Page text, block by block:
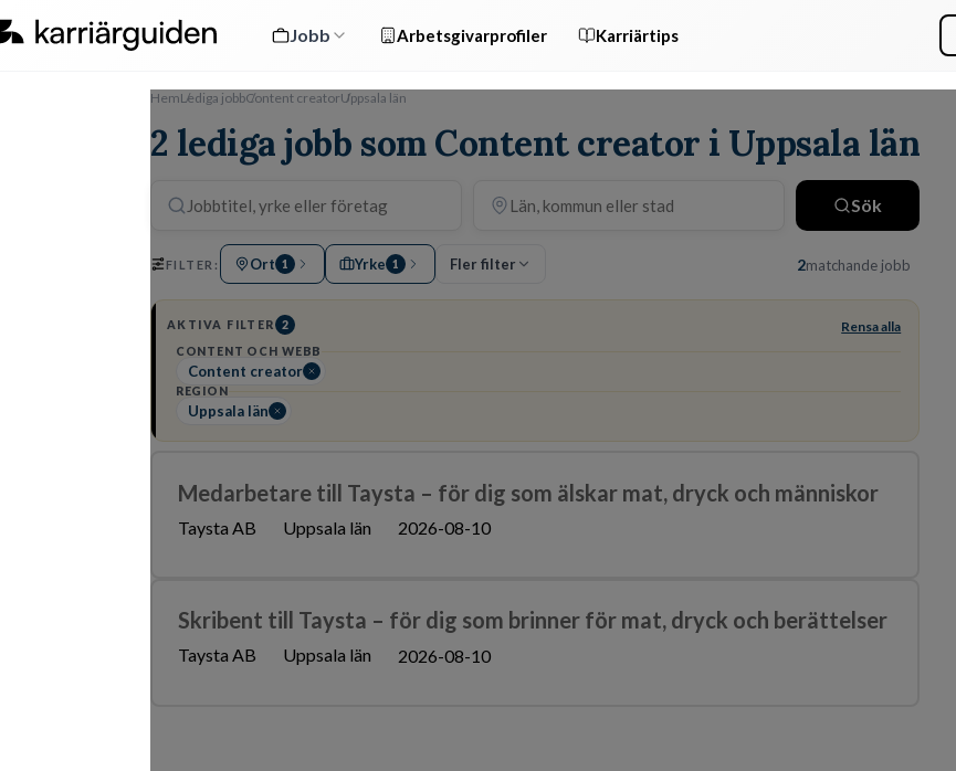
Jobb Arbetsgivarprofiler Karriärtips
HemLediga jobbContent creatorUppsala län
2 lediga jobb som Content creator i Uppsala län
Sök
FILTER: Ort 1 Yrke 1 Fler filter 2matchande jobb
AKTIVA FILTER 2 Rensa alla
CONTENT OCH WEBB
Content creator
REGION
Uppsala län
Medarbetare till Taysta – för dig som älskar mat, dryck och människor
Taysta AB Uppsala län 2026-08-10
Skribent till Taysta – för dig som brinner för mat, dryck och berättelser
Taysta AB Uppsala län 2026-08-10